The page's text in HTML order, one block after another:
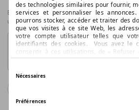
des technologies similaires pour fournir,
services et personnaliser les annonces.
pourrons stocker, accéder et traiter des
que vos visites à ce site Web, les
votre compte utilisateur telles que
identifiants des cookies. Vous avez le
consentir à ces utilisations, de « Refuser
de sélectionner vos préférences
cookie en cliquant sur « Valider la
options. Vous pouvez à tout moment
Nécessaires
Préférences
En soumettant ce formulaire, j’accepte que les
utilisées pour permettre de m’envoyer la